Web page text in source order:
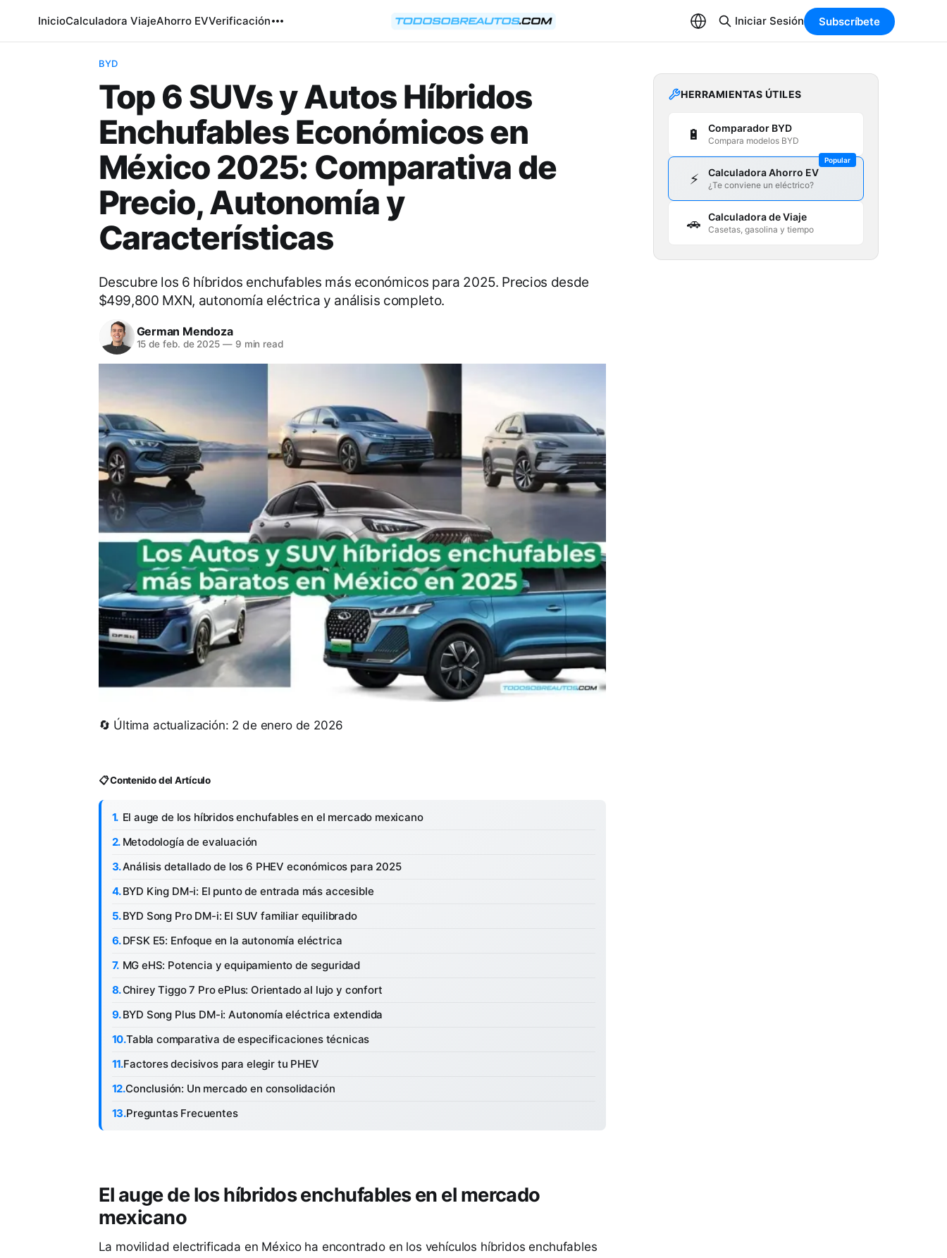
InicioCalculadora ViajeAhorro EVVerificación Iniciar Sesión Subscríbete
BYD
Top 6 SUVs y Autos Híbridos
Enchufables Económicos en
México 2025: Comparativa de
Precio, Autonomía y
Características
Descubre los 6 híbridos enchufables más económicos para 2025. Precios desde
$499,800 MXN, autonomía eléctrica y análisis completo.
German Mendoza
15 de feb. de 2025 —9 min read
🔄 Última actualización: 2 de enero de 2026
📋 Contenido del Artículo
El auge de los híbridos enchufables en el mercado mexicano
Metodología de evaluación
Análisis detallado de los 6 PHEV económicos para 2025
BYD King DM-i: El punto de entrada más accesible
BYD Song Pro DM-i: El SUV familiar equilibrado
DFSK E5: Enfoque en la autonomía eléctrica
MG eHS: Potencia y equipamiento de seguridad
Chirey Tiggo 7 Pro ePlus: Orientado al lujo y confort
BYD Song Plus DM-i: Autonomía eléctrica extendida
Tabla comparativa de especificaciones técnicas
Factores decisivos para elegir tu PHEV
Conclusión: Un mercado en consolidación
Preguntas Frecuentes
El auge de los híbridos enchufables en el mercado
mexicano
La movilidad electrificada en México ha encontrado en los vehículos híbridos enchufables
HERRAMIENTAS ÚTILES
🔋 Comparador BYD
Compara modelos BYD
Popular
⚡ Calculadora Ahorro EV
¿Te conviene un eléctrico?
🚗 Calculadora de Viaje
Casetas, gasolina y tiempo